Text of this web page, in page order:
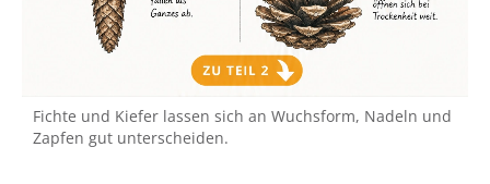
Fichte und Kiefer lassen sich an Wuchsform, Nadeln und
Zapfen gut unterscheiden.